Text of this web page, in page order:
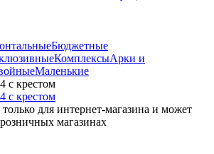
Бюджетные
КомплексыАрки и
Маленькие
с крестом
для интернет-магазина и может
магазинах